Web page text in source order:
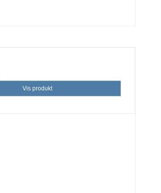
Vis produkt